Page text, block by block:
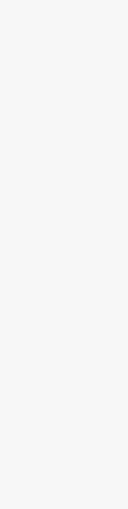
konnten am
zweiten
im gleichen
In der Woche
Veiling Rhein-
zweithöchsten
Ventures im
zweiten Quartal
Topfpflanzen
diesjährigen
Die Veiling
Quartal 2016